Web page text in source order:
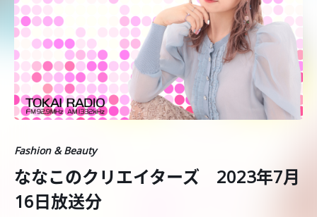
Fashion & Beauty
ななこのクリエイターズ 2023年7月
16日放送分